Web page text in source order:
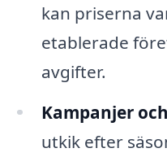
kan priserna
etablerade
avgifter.
Kampanjer
utkik efter